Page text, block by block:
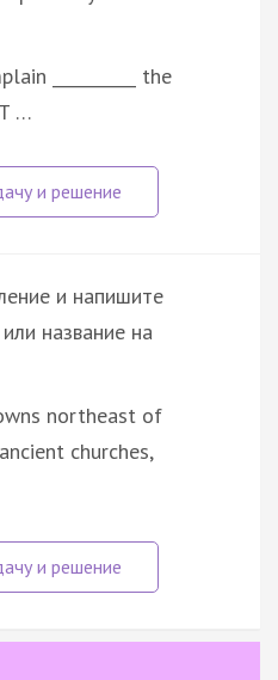
__________ the
…
и напишите
название на
northeast of
churches,